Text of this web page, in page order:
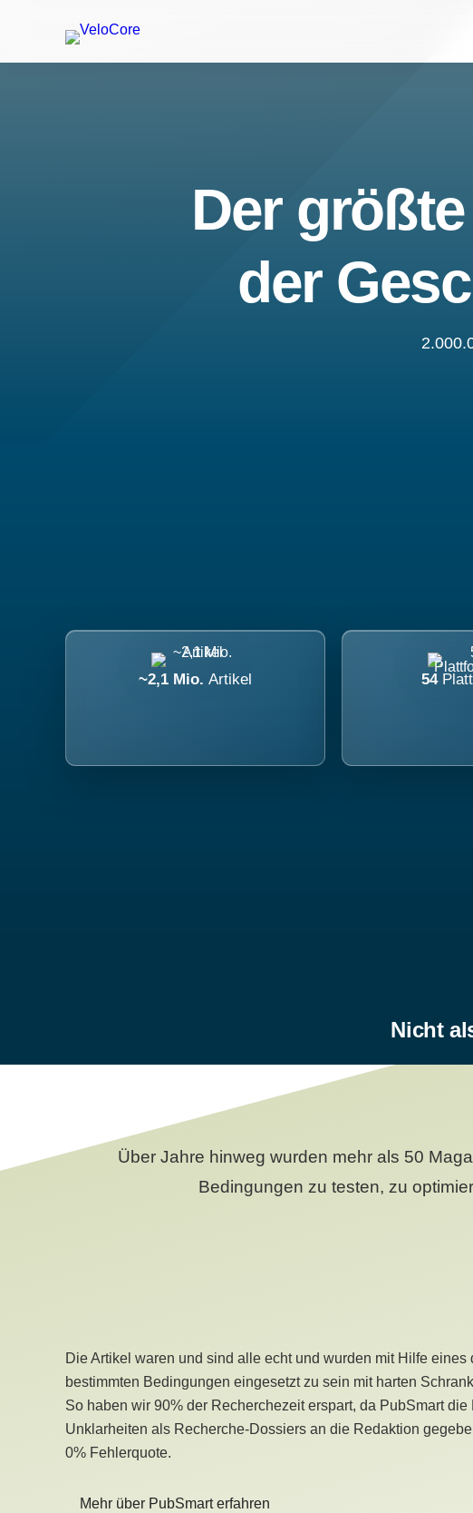
Der größte
der
~2,1 Mio. Artikel 54
Nicht
Über Jahre hinweg wurden mehr als 50
Bedingungen zu testen, zu
Die Artikel waren und sind alle echt und wurden mit Hilfe
bestimmten Bedingungen eingesetzt zu sein mit harten
So haben wir 90% der Recherchezeit erspart, da PubSmart
Unklarheiten als Recherche-Dossiers an die Redaktion
0% Fehlerquote.
Mehr über PubSmart erfahren